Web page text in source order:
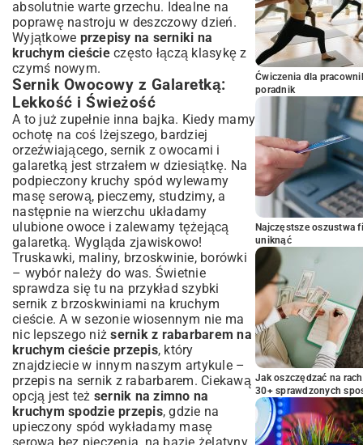
absolutnie warte grzechu. Idealne na
poprawę nastroju w deszczowy dzień.
Wyjątkowe przepisy na serniki na
kruchym cieścieczęsto łączą klasykę z
czymś nowym.
Sernik Owocowy z Galaretką:
Lekkość i Świeżość
A to już zupełnie inna bajka. Kiedy mamy
ochotę na coś lżejszego, bardziej
orzeźwiającego, sernik z owocami i
galaretką jest strzałem w dziesiątkę. Na
podpieczony kruchy spód wylewamy
masę serową, pieczemy, studzimy, a
następnie na wierzchu układamy
ulubione owoce i zalewamy tężejącą
galaretką. Wygląda zjawiskowo!
Truskawki, maliny, brzoskwinie, borówki
– wybór należy do was. Świetnie
sprawdza się tu na przykład szybki
sernik z brzoskwiniami na kruchym
cieście. A w sezonie wiosennym nie ma
nic lepszego niżsernik z rabarbarem na
kruchym cieście przepis, który
znajdziecie w innym naszym artykule –
przepis na sernik z rabarbarem. Ciekawą
opcją jest też sernik na zimno na
kruchym spodzie przepis, gdzie na
upieczony spód wykładamy masę
Ćwiczenia dla
poradnik
Najczęstsze oszustwa
uniknąć
Jak oszczędzać na
30+ sprawdzonych